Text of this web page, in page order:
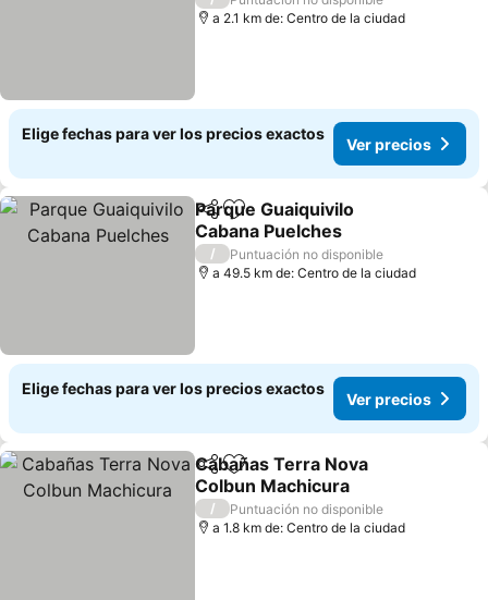
a 2.1 km de: Centro de la ciudad
Elige fechas para ver los precios exactos
Ver precios
CompartirAgregar a favoritos
Parque Guaiquivilo
Cabana Puelches
/
Puntuación no disponible
a 49.5 km de: Centro de la ciudad
Elige fechas para ver los precios exactos
Ver precios
CompartirAgregar a favoritos
Cabañas Terra Nova
Colbun Machicura
/
Puntuación no disponible
a 1.8 km de: Centro de la ciudad